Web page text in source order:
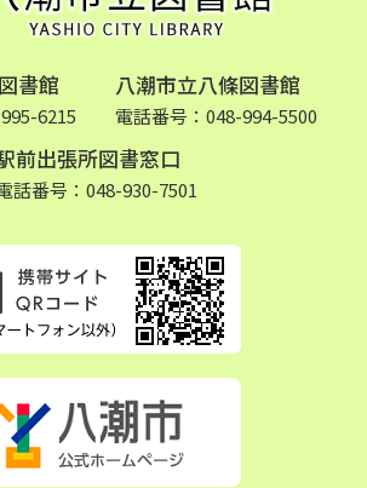
書館
6215
八潮市立八條図書館
電話番号：048-994-5500
前出張所図書窓口
話番号：048-930-7501